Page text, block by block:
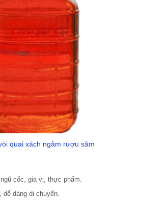
quai xách ngâm rượu sâm
cốc, gia vị, thực phẩm.
dàng di chuyển.